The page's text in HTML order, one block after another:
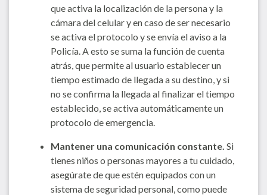
que activa la localización de la persona y la
cámara del celular y en caso de ser necesario
se activa el protocolo y se envía el aviso a la
Policía. A esto se suma la función de cuenta
atrás, que permite al usuario establecer un
tiempo estimado de llegada a su destino, y si
no se confirma la llegada al finalizar el tiempo
establecido, se activa automáticamente un
protocolo de emergencia.
Mantener una comunicación constante. Si
tienes niños o personas mayores a tu cuidado,
asegúrate de que estén equipados con un
sistema de seguridad personal, como puede